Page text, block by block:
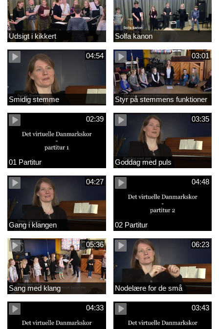
Udsigt i kikkert Solfa kanon
04:54
Smidig stemme
03:01
Styr på stemmens funktioner
02:39
01 Partitur
03:35
Goddag med puls
04:27
Gang i klangen
04:48
02 Partitur
05:36
Sang med klang
06:23
Nodelære for de små
04:33 03:43